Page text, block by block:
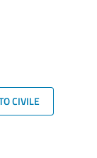
CIVILE